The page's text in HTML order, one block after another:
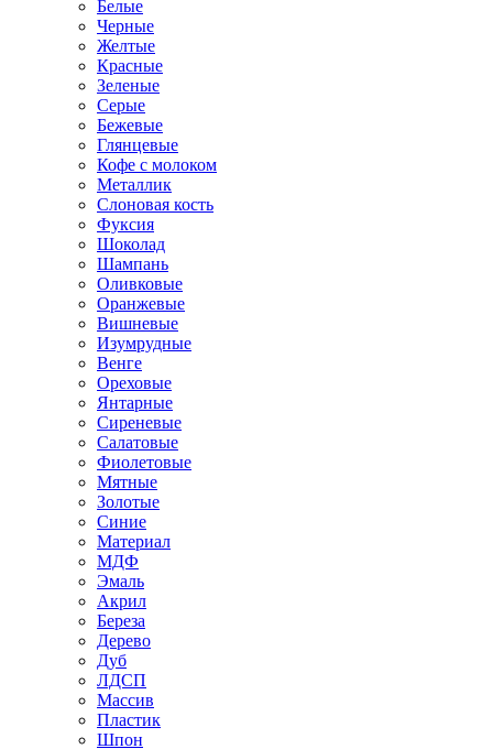
Белые
Черные
Желтые
Красные
Зеленые
Серые
Бежевые
Глянцевые
Кофе с молоком
Металлик
Слоновая кость
Фуксия
Шоколад
Шампань
Оливковые
Оранжевые
Вишневые
Изумрудные
Венге
Ореховые
Янтарные
Сиреневые
Салатовые
Фиолетовые
Мятные
Золотые
Синие
Материал
МДФ
Эмаль
Акрил
Береза
Дерево
Дуб
ЛДСП
Массив
Пластик
Шпон